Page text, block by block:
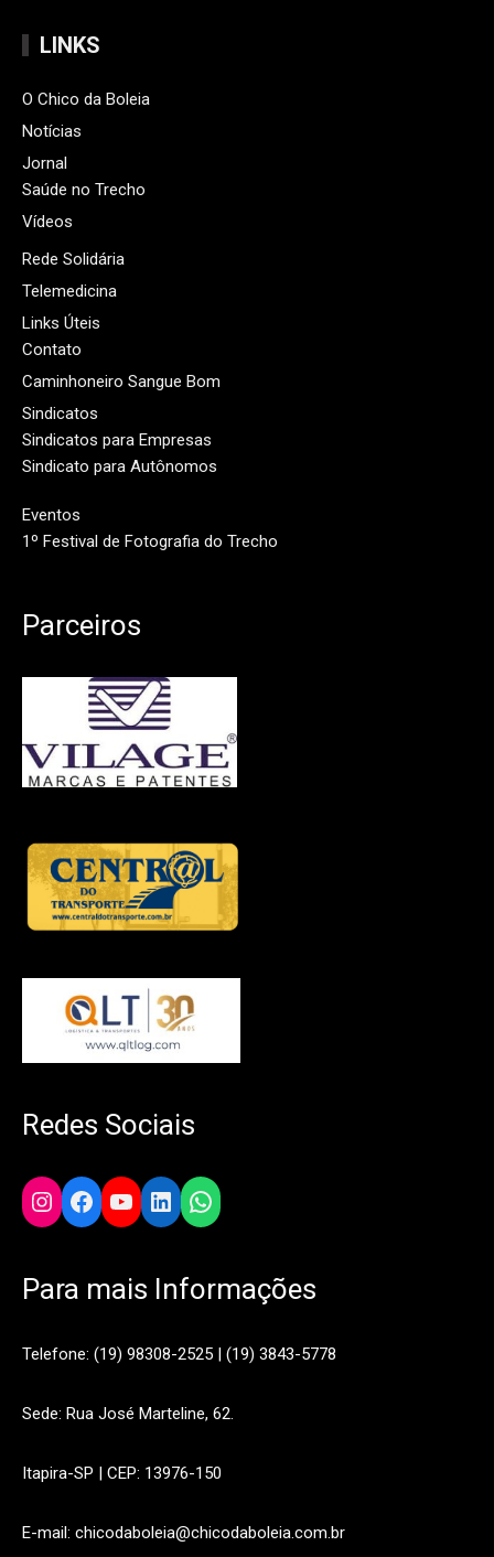
LINKS
O Chico da Boleia
Notícias
Jornal
Saúde no Trecho
Vídeos
Rede Solidária
Telemedicina
Links Úteis
Contato
Caminhoneiro Sangue Bom
Sindicatos
Sindicatos para Empresas
Sindicato para Autônomos
Eventos
1º Festival de Fotografia do Trecho
Parceiros
Redes Sociais
Instagram
Facebook
YouTube
LinkedIn
WhatsApp
Para mais Informações
Telefone: (19) 98308-2525 | (19) 3843-5778
Sede: Rua José Marteline, 62.
Itapira-SP | CEP: 13976-150
E-mail: chicodaboleia@chicodaboleia.com.br